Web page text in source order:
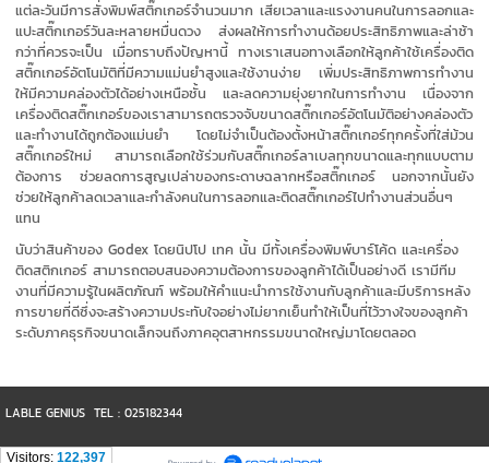
แต่ละวันมีการสั่งพิมพ์สติ๊กเกอร์จำนวนมาก เสียเวลาและแรงงานคนในการลอกและ
แปะสติ๊กเกอร์วันละหลายหมื่นดวง ส่งผลให้การทำงานด้อยประสิทธิภาพและล่าช้า
กว่าที่ควรจะเป็น เมื่อทราบถึงปัญหานี้ ทางเราเสนอทางเลือกให้ลูกค้าใช้เครื่องติด
สติ๊กเกอร์อัตโนมัติที่มีความแม่นยำสูงและใช้งานง่าย เพิ่มประสิทธิภาพการทำงาน
ให้มีความคล่องตัวได้อย่างเหนือชั้น และลดความยุ่งยากในการทำงาน เนื่องจาก
เครื่องติดสติ๊กเกอร์ของเราสามารถตรวจจับขนาดสติ๊กเกอร์อัตโนมัติอย่างคล่องตัว
และทำงานได้ถูกต้องแม่นยำ โดยไม่จำเป็นต้องตั้งหน้าสติ๊กเกอร์ทุกครั้งที่ใส่ม้วน
สติ๊กเกอร์ใหม่ สามารถเลือกใช้ร่วมกับสติ๊กเกอร์ลาเบลทุกขนาดและทุกแบบตาม
ต้องการ ช่วยลดการสูญเปล่าของกระดาษฉลากหรือสติ๊กเกอร์ นอกจากนั้นยัง
ช่วยให้ลูกค้าลดเวลาและกำลังคนในการลอกและติดสติ๊กเกอร์ไปทำงานส่วนอื่นๆ
แทน
นับว่าสินค้าของ Godex โดยนิปโป เทค นั้น มีทั้งเครื่องพิมพ์บาร์โค้ด และเครื่อง
ติดสติกเกอร์ สามารถตอบสนองความต้องการของลูกค้าได้เป็นอย่างดี เรามีทีม
งานที่มีความรู้ในผลิตภัณฑ์ พร้อมให้คำแนะนำการใช้งานกับลูกค้าและมีบริการหลัง
การขายที่ดีซึ่งจะสร้างความประทับใจอย่างไม่ยากเย็นทำให้เป็นที่ไว้วางใจของลูกค้า
ระดับภาคธุรกิจขนาดเล็กจนถึงภาคอุตสาหกรรมขนาดใหญ่มาโดยตลอด
LABLE GENIUS TEL : 025182344
Visitors: 122,397